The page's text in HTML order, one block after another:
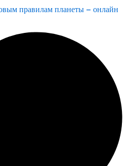
правилам планеты – онлайн